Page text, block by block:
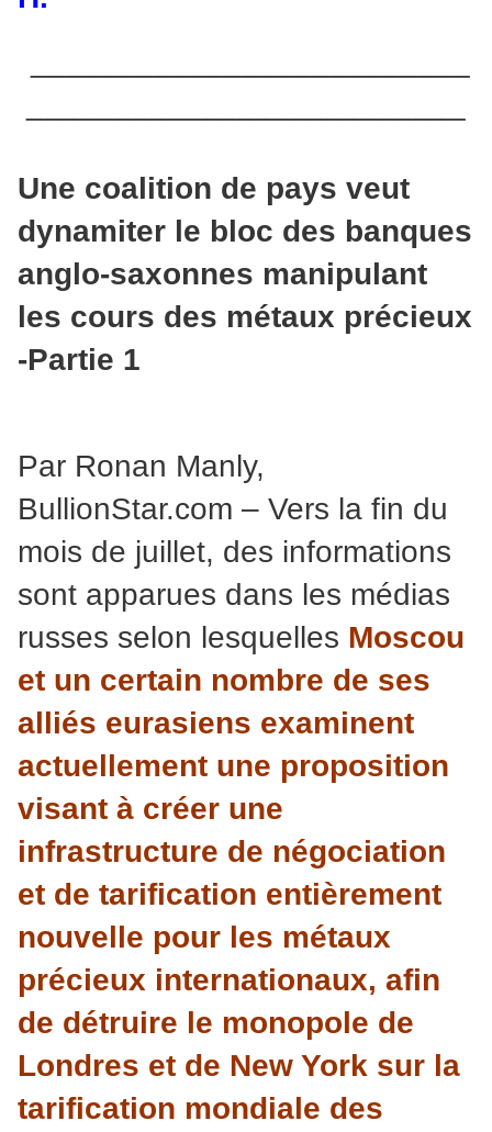
Une coalition de pays veut
dynamiter le bloc des banques
anglo-saxonnes manipulant
les cours des métaux précieux
-Partie 1
Par Ronan Manly,
BullionStar.com – Vers la fin du
mois de juillet, des informations
sont apparues dans les médias
russes selon lesquelles Moscou
et un certain nombre de ses
alliés eurasiens examinent
actuellement une proposition
visant à créer une
infrastructure de négociation
et de tarification entièrement
nouvelle pour les métaux
précieux internationaux, afin
de détruire le monopole de
Londres et de New York sur la
tarification mondiale des